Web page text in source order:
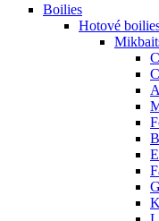
Boilies
Hotové